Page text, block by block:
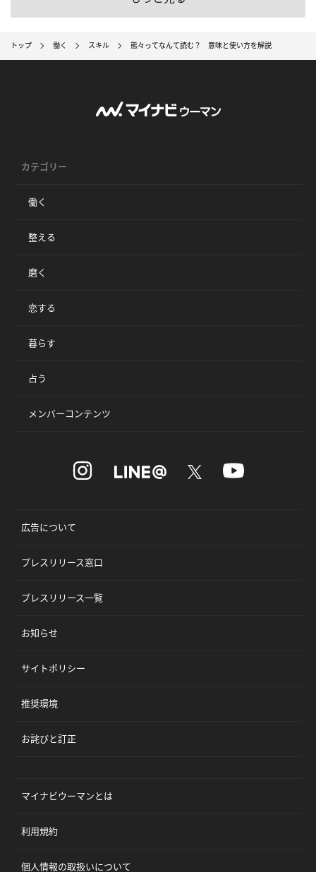
トップ 働く スキル 態々ってなんて読む？ 意味と使い方を解説
カテゴリー
働く
整える
磨く
恋する
暮らす
占う
メンバーコンテンツ
広告について
プレスリリース窓口
プレスリリース一覧
お知らせ
サイトポリシー
推奨環境
お詫びと訂正
マイナビウーマンとは
利用規約
個人情報の取扱いについて